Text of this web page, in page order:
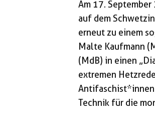
Am 17.
auf dem
erneut zu einem
Malte Kaufmann
(MdB) in einen
extremen
Antifaschist*innen
Technik für die